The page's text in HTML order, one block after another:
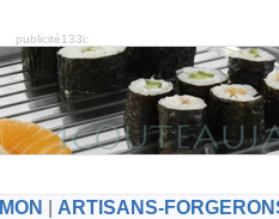
publicité133i:
ARTISANS-